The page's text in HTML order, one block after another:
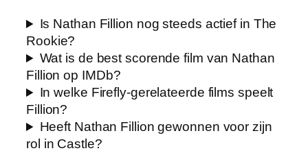
Is Nathan Fillion nog steeds actief in The
Rookie?
Wat is de best scorende film van Nathan
Fillion op IMDb?
In welke Firefly-gerelateerde films speelt
Fillion?
Heeft Nathan Fillion gewonnen voor zijn
rol in Castle?